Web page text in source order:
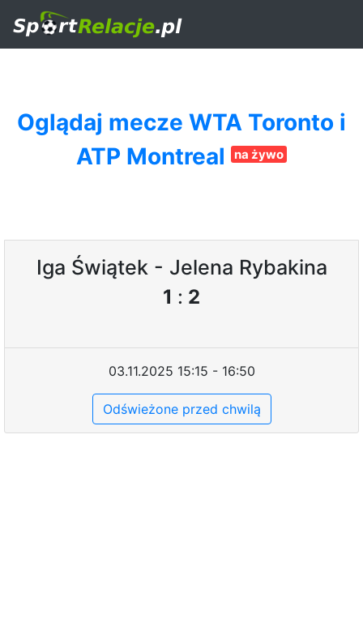
Oglądaj mecze WTA Toronto i
ATP Montreal
na żywo
Iga Świątek - Jelena Rybakina
1 : 2
03.11.2025 15:15 - 16:50
Odświeżone przed chwilą